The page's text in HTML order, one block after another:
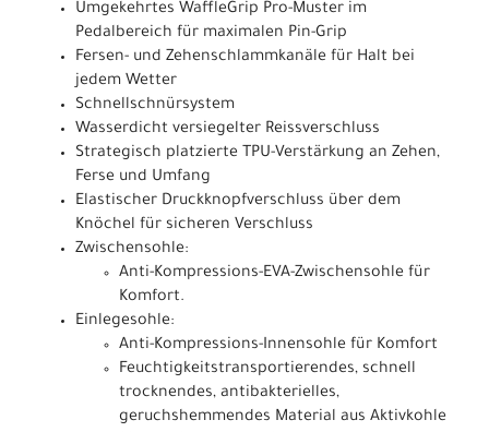
Umgekehrtes WaffleGrip Pro-Muster im
Pedalbereich für maximalen Pin-Grip
Fersen- und Zehenschlammkanäle für Halt bei
jedem Wetter
Schnellschnürsystem
Wasserdicht versiegelter Reissverschluss
Strategisch platzierte TPU-Verstärkung an Zehen,
Ferse und Umfang
Elastischer Druckknopfverschluss über dem
Knöchel für sicheren Verschluss
Zwischensohle:
Anti-Kompressions-EVA-Zwischensohle für
Komfort.
Einlegesohle:
Anti-Kompressions-Innensohle für Komfort
Feuchtigkeitstransportierendes, schnell
trocknendes, antibakterielles,
geruchshemmendes Material aus Aktivkohle